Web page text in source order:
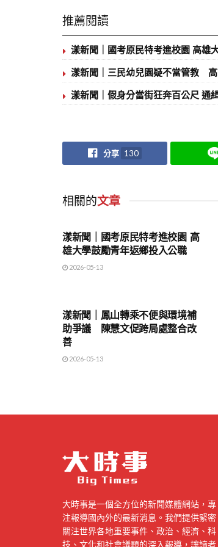
推薦閱讀
漾新聞｜國考原民特考進校園 高雄
漾新聞｜三民幼兒園疑不當管教
漾新聞｜假身分當街狂奔百公尺 通
分享 130
相關的文章
漾新聞｜國考原民特考進校園 高
雄大學鼓勵青年返鄉投入公職
2026-05-13
漾新聞｜鳳山轉乘不便與環境補
助爭議 陳慧文促跨局處整合改
善
2026-05-13
大時事是一個全方位的新聞媒體網站，專
注報導國內外的最新消息。我們提供緊密
關注世界各地重要事件、政治、經濟、科
技、文化和社會議題的深入報導，讓讀者